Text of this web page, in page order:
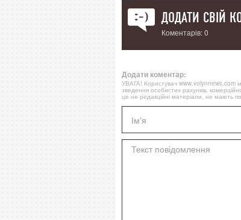
ДОДАТИ СВІЙ
Коментарів: 0
Додати коментар:
УВАГА! Користувач www.volynnews.com
зведення особистих рахунків,
це не редакційні матеріали, не мають